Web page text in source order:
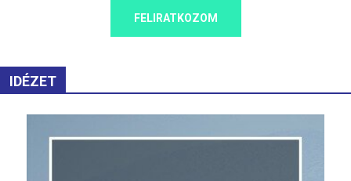
FELIRATKOZOM
IDÉZET